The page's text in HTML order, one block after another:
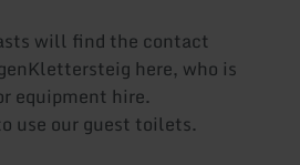
will find the contact
here, who is
equipment hire.
use our guest toilets.